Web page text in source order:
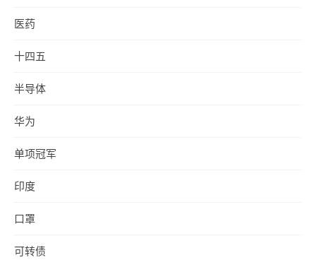
医药
十四五
半导体
华为
单项冠军
印度
口罩
可转债